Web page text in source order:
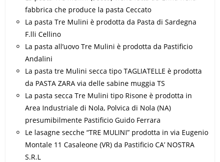
fabbrica che produce la pasta Ceccato
La pasta Tre Mulini è prodotta da Pasta di Sardegna
F.lli Cellino
La pasta all’uovo Tre Mulini è prodotta da Pastificio
Andalini
La pasta tre Mulini secca tipo TAGLIATELLE è prodotta
da PASTA ZARA via delle sabine muggia TS
La pasta secca Tre Mulini tipo Risone è prodotta in
Area Industriale di Nola, Polvica di Nola (NA)
presumibilmente Pastificio Guido Ferrara
Le lasagne secche “TRE MULINI” prodotta in via Eugenio
Montale 11 Casaleone (VR) da Pastificio CA’ NOSTRA
S.R.L